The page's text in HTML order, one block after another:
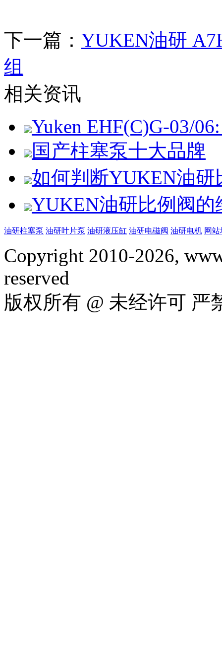
下一篇： YUKEN油研
组
相关资讯
Yuken EHF(C)G-03/
国产柱塞泵十大品牌
如何判断YUKEN油
YUKEN油研比例阀的
油研柱塞泵 油研叶片泵 油研液压缸 油研电磁阀 油研电机 网
Copyright 2010-2026,
reserved
版权所有 @ 未经许可 严